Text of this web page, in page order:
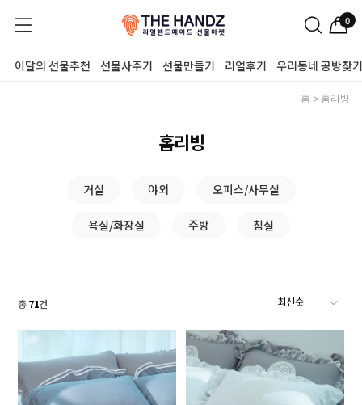
0
이달의 선물추천 선물사주기 선물만들기 리얼후기 우리동네 공방찾기
홈 홈리빙
홈리빙
거실 야외 오피스/사무실
욕실/화장실 주방 침실
총71건